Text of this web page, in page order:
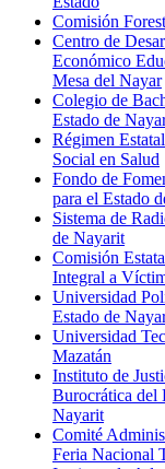
Comisión
Centro de
Económico
Mesa del Nayar
Colegio de
Estado de
Régimen
Social en Salud
Fondo de
para el Estado
Sistema de
de Nayarit
Comisión
Integral a
Universidad
Estado de
Universidad
Mazatán
Instituto de
Burocrática del
Nayarit
Comité
Feria Nacional